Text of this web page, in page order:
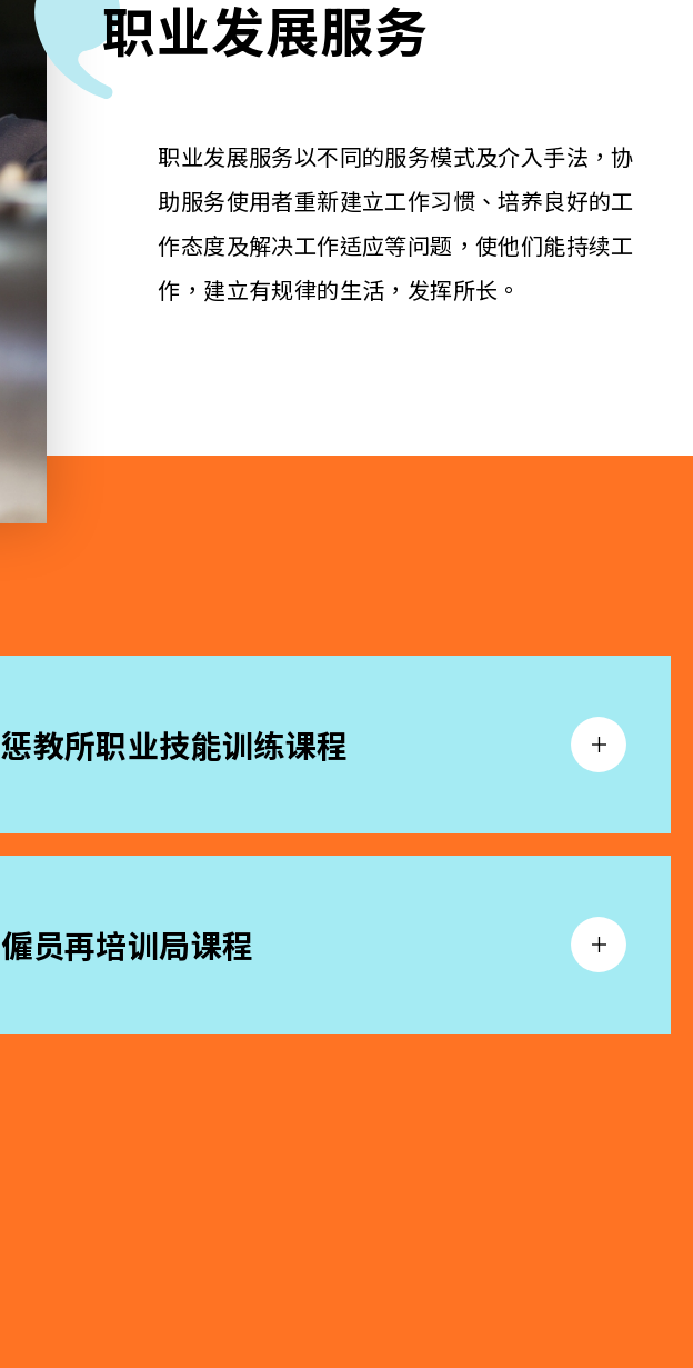
职业发展服务
职业发展服务以不同的服务模式及介入手法，协
助服务使用者重新建立工作习惯、培养良好的工
作态度及解决工作适应等问题，使他们能持续工
作，建立有规律的生活，发挥所长。
惩教所职业技能训练课程
僱员再培训局课程